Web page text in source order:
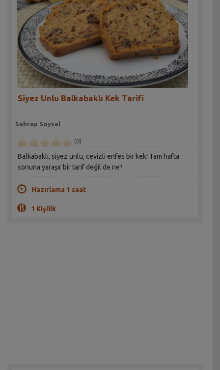
Siyez Unlu Balkabaklı Kek Tarifi
Sahrap Soysal
(0)
Balkabaklı, siyez unlu, cevizli enfes bir kek! Tam hafta
sonuna yaraşır bir tarif değil de ne?
Hazırlama 1 saat
1 Kişilik